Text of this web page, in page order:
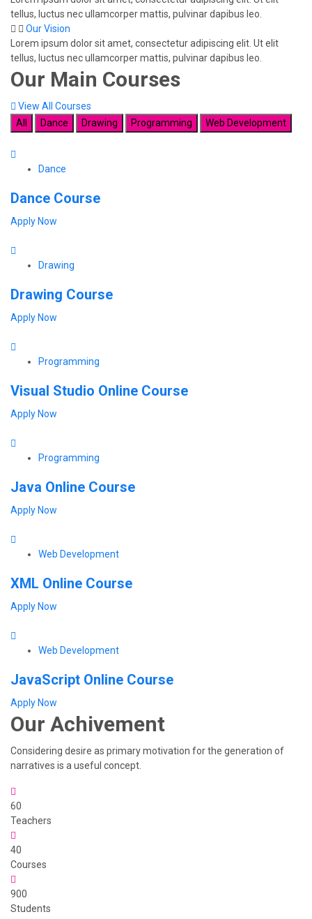
tellus, luctus nec ullamcorper mattis, pulvinar dapibus leo.
Our Vision
Lorem ipsum dolor sit amet, consectetur adipiscing elit. Ut elit
tellus, luctus nec ullamcorper mattis, pulvinar dapibus leo.
Our Main Courses
View All Courses
All
Dance Drawing Programming Web Development
Dance
Dance Course
Apply Now
Drawing
Drawing Course
Apply Now
Programming
Visual Studio Online Course
Apply Now
Programming
Java Online Course
Apply Now
Web Development
XML Online Course
Apply Now
Web Development
JavaScript Online Course
Apply Now
Our Achivement
Considering desire as primary motivation for the generation of
narratives is a useful concept.
60
Teachers
40
Courses
900
Students